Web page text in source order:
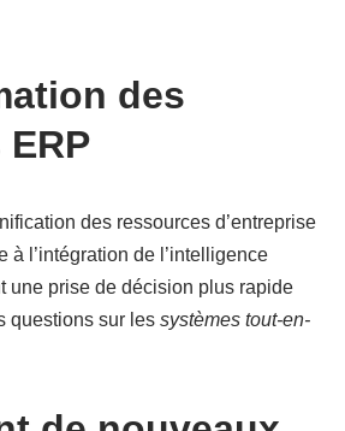
des
des ressources d’entreprise
à l’intégration de l’intelligence
une prise de décision plus rapide
questions sur les systèmes tout-en-